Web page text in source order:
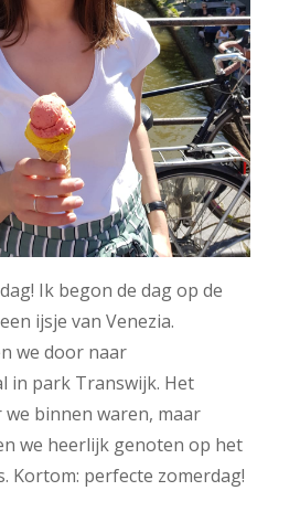
Ik begon de dag op de
ijsje van Venezia.
we door naar
in park Transwijk. Het
binnen waren, maar
we heerlijk genoten op het
Kortom: perfecte zomerdag!